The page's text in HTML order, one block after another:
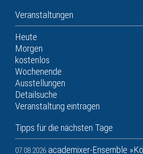
Veranstaltungen
Heute
Morgen
kostenlos
Wochenende
Ausstellungen
Detailsuche
Veranstaltung eintragen
Tipps für die nächsten Tage
07.08.2026 academixer-Ensemble